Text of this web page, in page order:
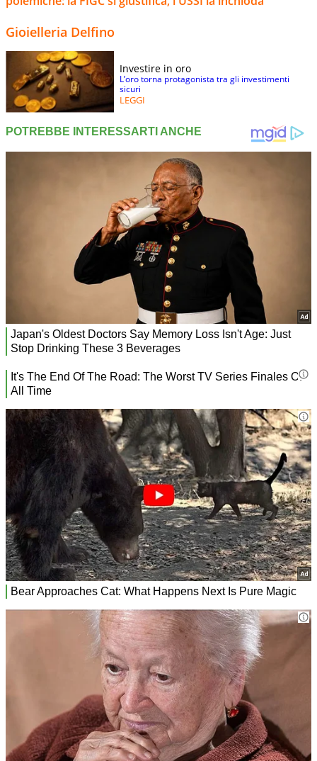
Gioielleria Delfino
Investire in oro
L’oro torna protagonista tra gli investimenti
sicuri
LEGGI